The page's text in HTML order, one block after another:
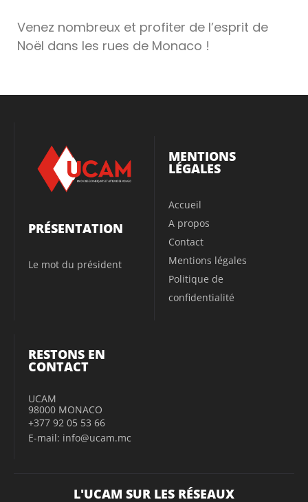
Venez nombreux et profiter de l’esprit de
Noël dans les rues de Monaco !
PRÉSENTATION
Le mot du président
MENTIONS
LÉGALES
Accueil
A propos
Contact
Mentions légales
Politique de
confidentialité
RESTONS EN
CONTACT
UCAM
98000 MONACO
+377 92 05 53 66
E-mail: info@ucam.mc
L'UCAM SUR LES RÉSEAUX